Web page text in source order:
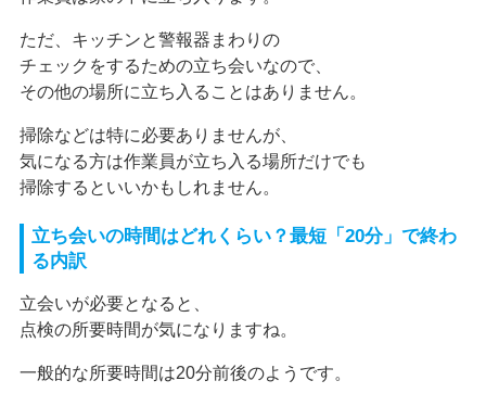
ただ、キッチンと警報器まわりの
チェックをするための立ち会いなので、
その他の場所に立ち入ることはありません。
掃除などは特に必要ありませんが、
気になる方は作業員が立ち入る場所だけでも
掃除するといいかもしれません。
立ち会いの時間はどれくらい？最短「20分」で終わ
る内訳
立会いが必要となると、
点検の所要時間が気になりますね。
一般的な所要時間は20分前後のようです。